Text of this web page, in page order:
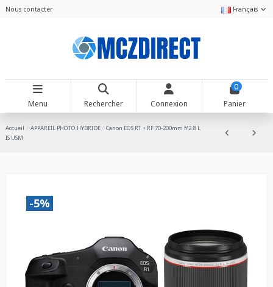
Nous contacter Français
Menu Rechercher Connexion
0
Panier
Accueil APPAREIL PHOTO HYBRIDE
Canon EOS R1 + RF 70-200mm f/2.8 L
IS USM
-5%